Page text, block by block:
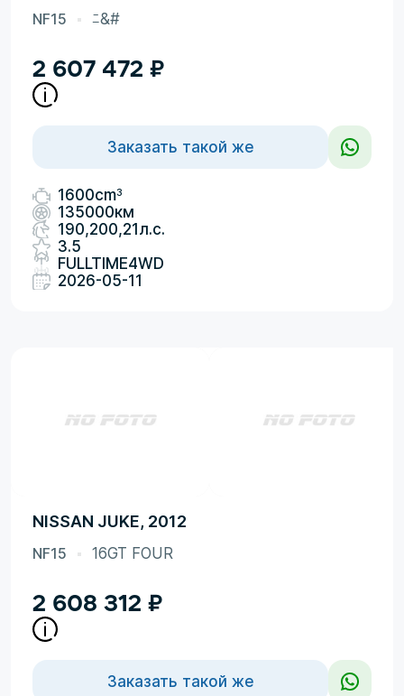
NF15 ﾆ&#
2 607 472 ₽
Заказать такой же
1600cm3
135000км
190,200,21л.с.
3.5
FULLTIME4WD
2026-05-11
NISSAN JUKE, 2012
NF15 16GT FOUR
2 608 312 ₽
Заказать такой же